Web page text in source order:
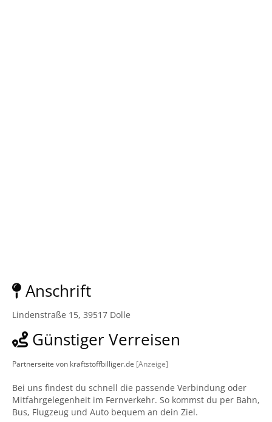
Anschrift
Lindenstraße 15, 39517 Dolle
Günstiger Verreisen
Partnerseite von kraftstoffbilliger.de [Anzeige]
Bei uns findest du schnell die passende Verbindung oder
Mitfahrgelegenheit im Fernverkehr. So kommst du per Bahn,
Bus, Flugzeug und Auto bequem an dein Ziel.